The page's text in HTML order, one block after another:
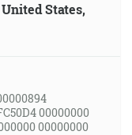
States,
00000000
00000000